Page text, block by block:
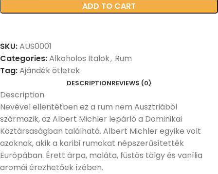
ADD TO CART
SKU:AUS0001
Categories:Alkoholos Italok, Rum
Tag:Ajándék ötletek
DESCRIPTIONREVIEWS (0)
Description
Nevével ellentétben ez a rum nem Ausztriából
származik, az Albert Michler lepárló a Dominikai
Köztársaságban található. Albert Michler egyike volt
azoknak, akik a karibi rumokat népszerűsítették
Európában. Érett árpa, maláta, füstös tölgy és vanília
aromái érezhetőek ízében.